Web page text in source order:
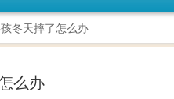
冬天摔了怎么办
么办